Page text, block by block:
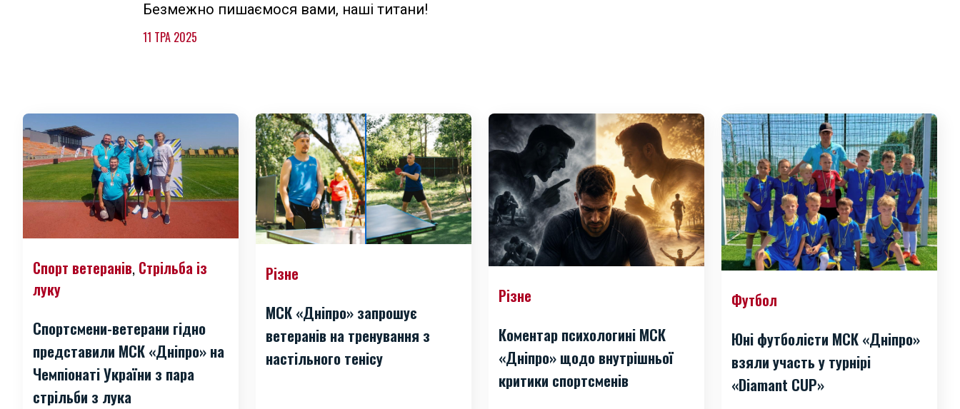
Безмежно пишаємося вами, наші титани!
11 ТРА 2025
Спорт ветеранів, Стрільба із
луку
Спортсмени-ветерани гідно
представили МСК «Дніпро» на
Чемпіонаті України з пара
стрільби з лука
Різне
МСК «Дніпро» запрошує
ветеранів на тренування з
настільного тенісу
Різне
Коментар психологині МСК
«Дніпро» щодо внутрішньої
критики спортсменів
Футбол
Юні футболісти МСК «Дніпро»
взяли участь у турнірі
«Diamant CUP»